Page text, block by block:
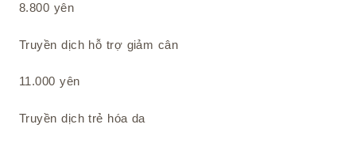
8.800 yên
Truyền dịch hỗ trợ giảm cân
11.000 yên
Truyền dịch trẻ hóa da